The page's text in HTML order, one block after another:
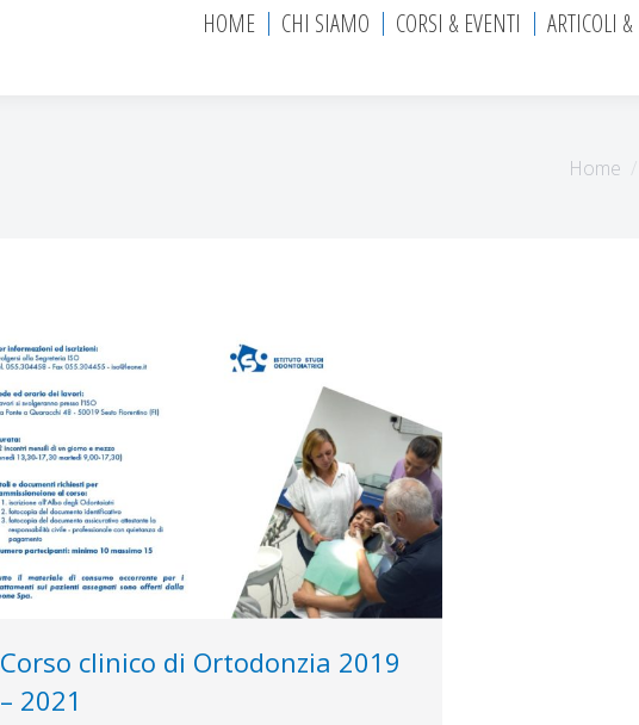
HOME CHI SIAMO CORSI & EVENTI ARTICOLI &
Tu sei qui:
Home
Corso clinico di Ortodonzia 2019
– 2021